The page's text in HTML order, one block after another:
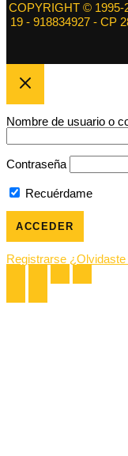
COPYRIGHT © 1995-
19 - 918834927 - CP
Nombre de usuario o
Contraseña
Recuérdame
Registrarse